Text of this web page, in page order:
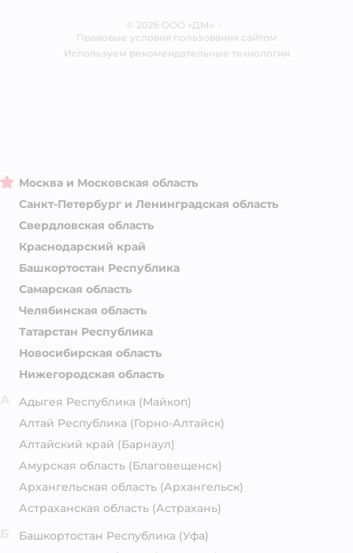
Блог
© 2026 ООО «ДМ» •
Правовые условия пользования сайтом
Используем рекомендательные технологии
Москва и Московская область
Санкт-Петербург и Ленинградская область
Свердловская область
Краснодарский край
Башкортостан Республика
Самарская область
Челябинская область
Татарстан Республика
Новосибирская область
Нижегородская область
Адыгея Республика (Майкоп)
Алтай Республика (Горно-Алтайск)
Алтайский край (Барнаул)
Амурская область (Благовещенск)
Архангельская область (Архангельск)
Астраханская область (Астрахань)
Башкортостан Республика (Уфа)